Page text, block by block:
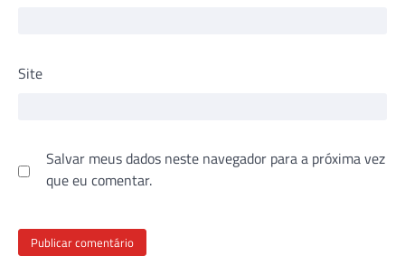
Site
Salvar meus dados neste navegador para a próxima vez
que eu comentar.